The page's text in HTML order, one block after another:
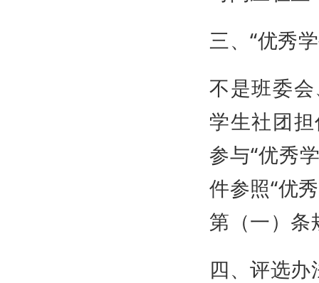
三、“优秀
不是班委
学生社团
参与“优秀
件参照“优
第（一）条
四、评选办